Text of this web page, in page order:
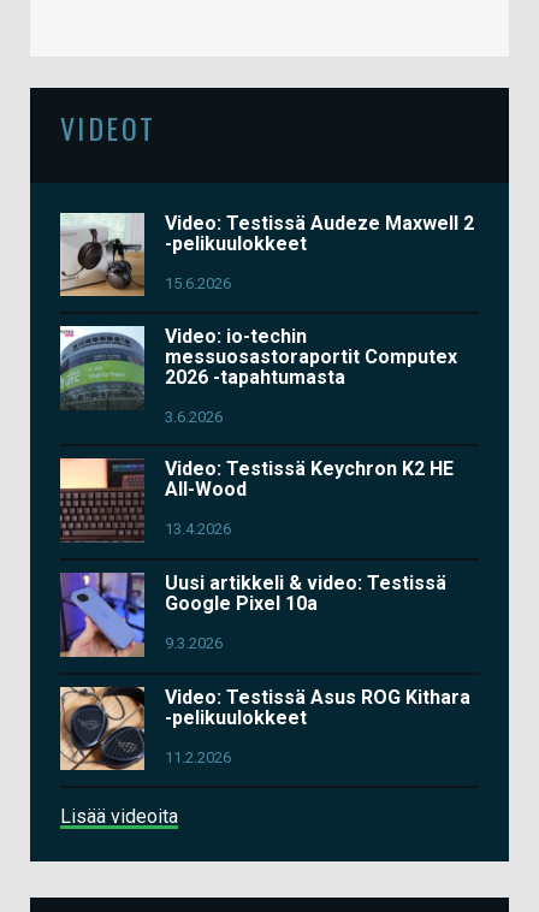
VIDEOT
Video: Testissä Audeze Maxwell 2
-pelikuulokkeet
15.6.2026
Video: io-techin
messuosastoraportit Computex
2026 -tapahtumasta
3.6.2026
Video: Testissä Keychron K2 HE
All-Wood
13.4.2026
Uusi artikkeli & video: Testissä
Google Pixel 10a
9.3.2026
Video: Testissä Asus ROG Kithara
-pelikuulokkeet
11.2.2026
Lisää videoita